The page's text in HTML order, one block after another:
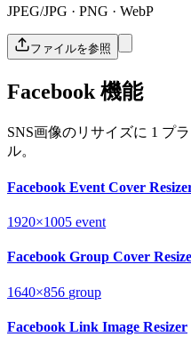
JPEG/JPG · PNG · WebP
ファイルを参照
Facebook 機能
SNS画像のリサイズに 1 プ
ル。
Facebook Event Cover
1920×1005 event
Facebook Group Cover
1640×856 group
Facebook Link Image Resizer